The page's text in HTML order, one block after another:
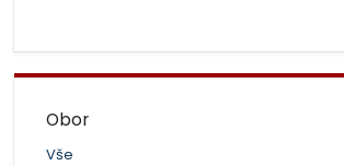
Obor
Vše